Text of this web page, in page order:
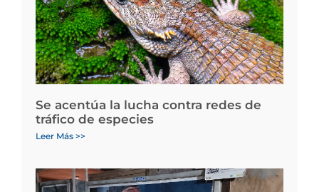
Se acentúa la lucha contra redes de
tráfico de especies
Leer Más >>